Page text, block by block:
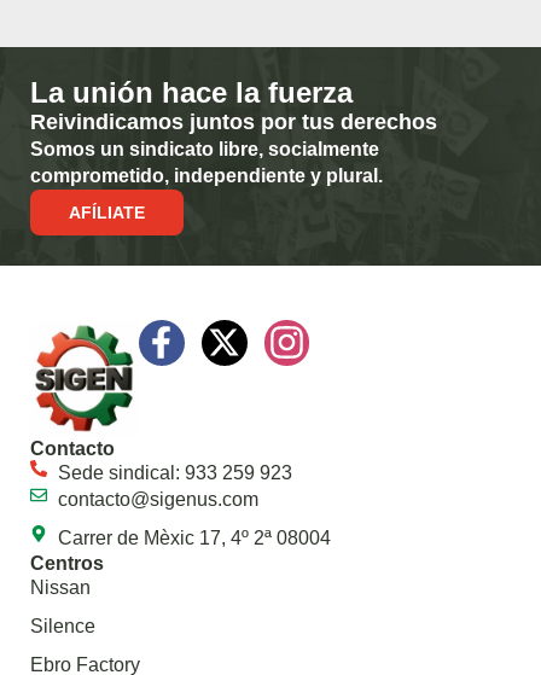
La unión hace la fuerza
Reivindicamos juntos por tus derechos
Somos un sindicato libre, socialmente
comprometido, independiente y plural.
AFÍLIATE
Contacto
Sede sindical: 933 259 923
contacto@sigenus.com
Carrer de Mèxic 17, 4º 2ª 08004
Centros
Nissan
Silence
Ebro Factory